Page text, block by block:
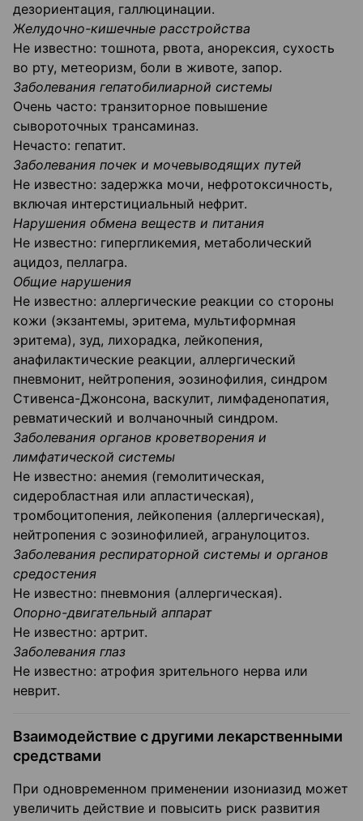
дезориентация, галлюцинации.
Желудочно-кишечные расстройства
Не известно: тошнота, рвота, анорексия, сухость
во рту, метеоризм, боли в животе, запор.
Заболевания гепатобилиарной системы
Очень часто: транзиторное повышение
сывороточных трансаминаз.
Нечасто: гепатит.
Заболевания почек и мочевыводящих путей
Не известно: задержка мочи, нефротоксичность,
включая интерстициальный нефрит.
Нарушения обмена веществ и питания
Не известно: гипергликемия, метаболический
ацидоз, пеллагра.
Общие нарушения
Не известно: аллергические реакции со стороны
кожи (экзантемы, эритема, мультиформная
эритема), зуд, лихорадка, лейкопения,
анафилактические реакции, аллергический
пневмонит, нейтропения, эозинофилия, синдром
Стивенса-Джонсона, васкулит, лимфаденопатия,
ревматический и волчаночный синдром.
Заболевания органов кроветворения и
лимфатической системы
Не известно: анемия (гемолитическая,
сидеробластная или апластическая),
тромбоцитопения, лейкопения (аллергическая),
нейтропения с эозинофилией, агранулоцитоз.
Заболевания респираторной системы и органов
средостения
Не известно: пневмония (аллергическая).
Опорно-двигательный аппарат
Не известно: артрит.
Заболевания глаз
Не известно: атрофия зрительного нерва или
неврит.
Взаимодействие с другими лекарственными
средствами
При одновременном применении изониазид может
увеличить действие и повысить риск развития